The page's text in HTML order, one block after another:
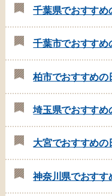
千葉県でおすすめ
千葉市でおすすめ
柏市でおすすめの
埼玉県でおすすめ
大宮でおすすめの
神奈川県でおすす